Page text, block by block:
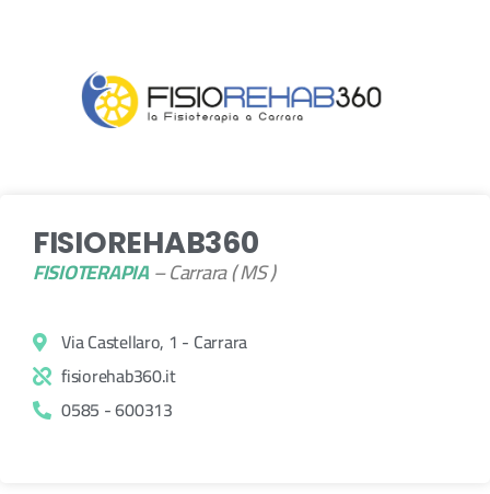
FISIOREHAB360
FISIOTERAPIA– Carrara ( MS )
Via Castellaro, 1 - Carrara
fisiorehab360.it
0585 - 600313